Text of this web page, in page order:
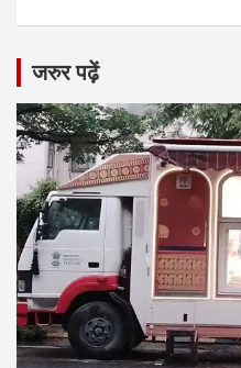
जरुर पढ़ें